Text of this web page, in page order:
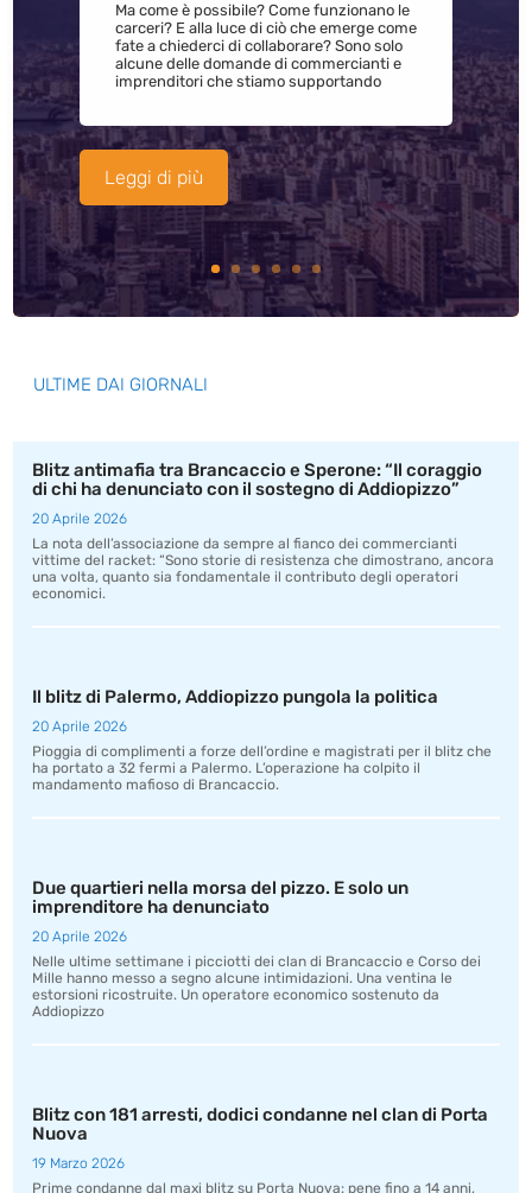
Ma come è possibile? Come funzionano le
carceri? E alla luce di ciò che emerge come
fate a chiederci di collaborare? Sono solo
alcune delle domande di commercianti e
imprenditori che stiamo supportando
Leggi di più
ULTIME DAI GIORNALI
Blitz antimafia tra Brancaccio e Sperone: “Il coraggio
di chi ha denunciato con il sostegno di Addiopizzo”
20 Aprile 2026
La nota dell’associazione da sempre al fianco dei commercianti
vittime del racket: “Sono storie di resistenza che dimostrano, ancora
una volta, quanto sia fondamentale il contributo degli operatori
economici.
Il blitz di Palermo, Addiopizzo pungola la politica
20 Aprile 2026
Pioggia di complimenti a forze dell’ordine e magistrati per il blitz che
ha portato a 32 fermi a Palermo. L’operazione ha colpito il
mandamento mafioso di Brancaccio.
Due quartieri nella morsa del pizzo. E solo un
imprenditore ha denunciato
20 Aprile 2026
Nelle ultime settimane i picciotti dei clan di Brancaccio e Corso dei
Mille hanno messo a segno alcune intimidazioni. Una ventina le
estorsioni ricostruite. Un operatore economico sostenuto da
Addiopizzo
Blitz con 181 arresti, dodici condanne nel clan di Porta
Nuova
19 Marzo 2026
Prime condanne dal maxi blitz su Porta Nuova: pene fino a 14 anni,